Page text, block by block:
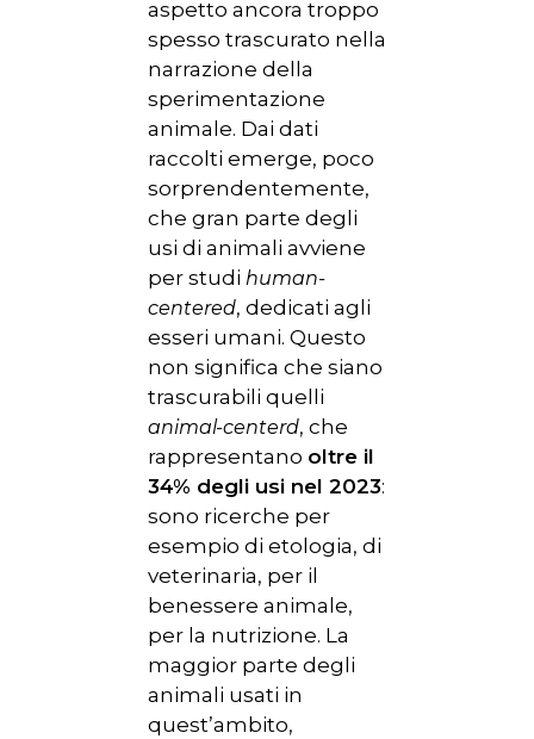
aspetto ancora troppo
spesso trascurato nella
narrazione della
sperimentazione
animale. Dai dati
raccolti emerge, poco
sorprendentemente,
che gran parte degli
usi di animali avviene
per studi human-
centered, dedicati agli
esseri umani. Questo
non significa che siano
trascurabili quelli
animal-centerd, che
rappresentano oltre il
34% degli usi nel 2023:
sono ricerche per
esempio di etologia, di
veterinaria, per il
benessere animale,
per la nutrizione. La
maggior parte degli
animali usati in
quest’ambito,